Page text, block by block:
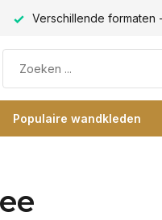
Verschillende formaten -
Populaire wandkleden